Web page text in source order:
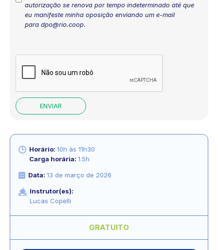
Horário: 10h às 11h30
Carga horária: 1.5h
Data:13 de março de 2026
Instrutor(es):
Lucas Copelli
GRATUITO
autorização se renova por tempo indeterminado até que
eu manifeste minha oposição enviando um e-mail
para dpo@rio.coop.
ENVIAR